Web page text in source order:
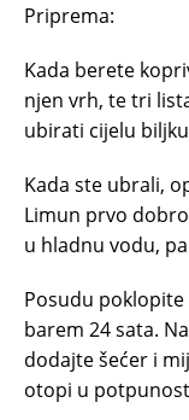
Priprema:
Kada berete
njen vrh, te tri
ubirati cijelu
Kada ste ubrali,
Limun prvo
u hladnu vodu,
Posudu
barem 24 sata.
dodajte šećer i
otopi u